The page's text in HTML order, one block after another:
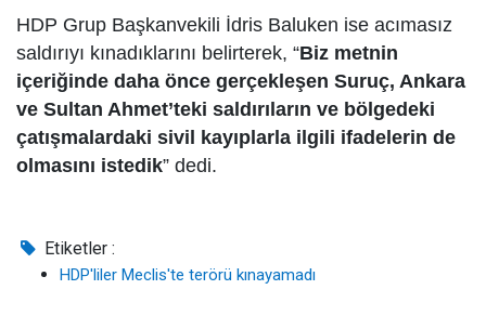
HDP Grup Başkanvekili İdris Baluken ise acımasız
saldırıyı kınadıklarını belirterek, “Biz metnin
içeriğinde daha önce gerçekleşen Suruç, Ankara
ve Sultan Ahmet’teki saldırıların ve bölgedeki
çatışmalardaki sivil kayıplarla ilgili ifadelerin de
olmasını istedik” dedi.
Etiketler :
HDP'liler Meclis'te terörü kınayamadı